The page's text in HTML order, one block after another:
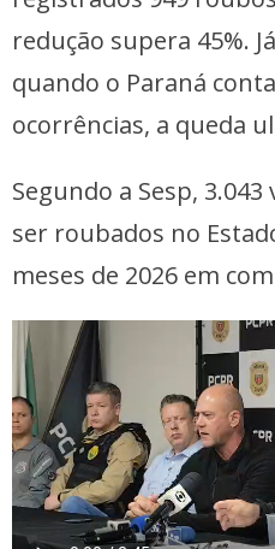
redução supera 45%.
quando o Paraná
ocorrências, a queda
Segundo a Sesp,
ser roubados no
meses de 2026 em